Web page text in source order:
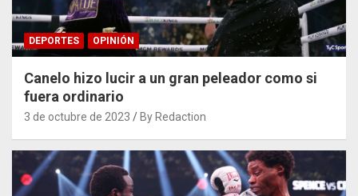
DEPORTES OPINIÓN
Canelo hizo lucir a un gran peleador como si
fuera ordinario
3 de octubre de 2023 By Redaction